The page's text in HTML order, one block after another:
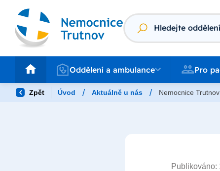
Vyhledávání
Oddělení a ambulance
Oddělení a ambulance Pro
Zpět Úvod / Aktuálně u nás / Nemocnice
Publikováno: